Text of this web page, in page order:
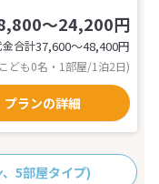
～24,200円
合計37,600〜48,400円
ども0名・1部屋/1泊2日)
プランの詳細
5部屋タイプ)